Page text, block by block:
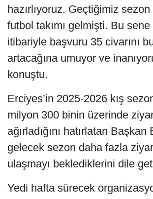
hazırlıyoruz. Geçtiğimiz
futbol takımı gelmişti. Bu
itibariyle başvuru 35 civarını
artacağına umuyor ve
konuştu.
Erciyes’in 2025-2026 kış
milyon 300 binin üzerinde
ağırladığını hatırlatan Başkan
gelecek sezon daha fazla
ulaşmayı beklediklerini dile
Yedi hafta sürecek